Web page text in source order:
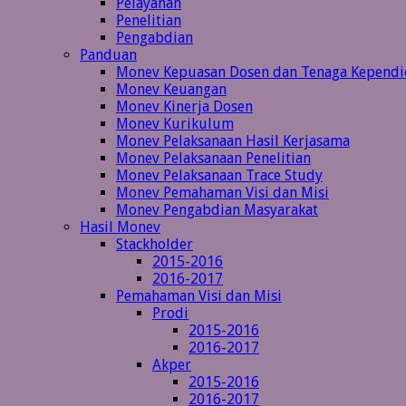
Penelitian
Pengabdian
Panduan
Monev Kepuasan Dosen dan Tenaga
Monev Keuangan
Monev Kinerja Dosen
Monev Kurikulum
Monev Pelaksanaan Hasil Kerjasama
Monev Pelaksanaan Penelitian
Monev Pelaksanaan Trace Study
Monev Pemahaman Visi dan Misi
Monev Pengabdian Masyarakat
Hasil Monev
Stackholder
2015-2016
2016-2017
Pemahaman Visi dan Misi
Prodi
2015-2016
2016-2017
Akper
2015-2016
2016-2017